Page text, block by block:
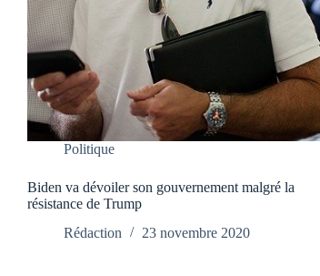
Politique
Biden va dévoiler son gouvernement malgré la
résistance de Trump
Rédaction
23 novembre 2020